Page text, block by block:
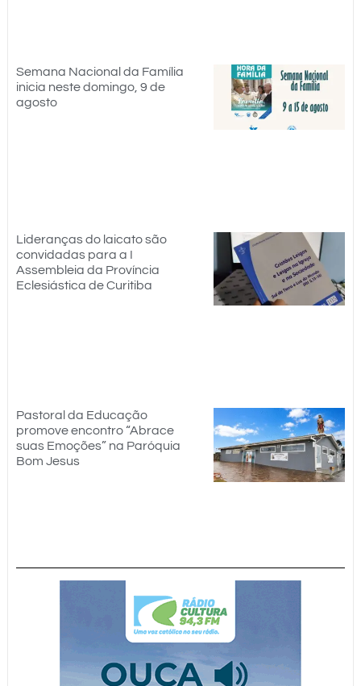
Semana Nacional da Família
inicia neste domingo, 9 de
agosto
Lideranças do laicato são
convidadas para a I
Assembleia da Província
Eclesiástica de Curitiba
Pastoral da Educação
promove encontro “Abrace
suas Emoções” na Paróquia
Bom Jesus